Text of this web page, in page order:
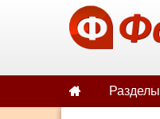
Разделы